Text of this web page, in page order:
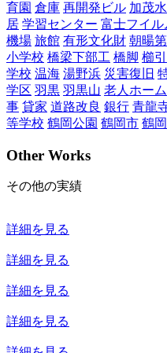
育園 倉庫 再開発ビル 加茂
居 学習センター 富士フイル
機場 旅館 有形文化財 朝暘
小学校 橋梁下部工 橋脚 櫛引
学校 温海 湯野浜 災害復旧
学区 羽黒 羽黒山 老人ホーム
事 貸家 道路改良 銀行 青龍
等学校 鶴岡公園 鶴岡市 鶴
Other Works
その他の実績
詳細を見る
詳細を見る
詳細を見る
詳細を見る